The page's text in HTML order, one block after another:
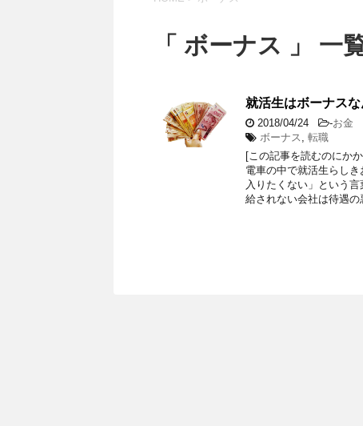
「 ボーナス 」 一
就活生はボーナス
2018/04/24 -お金
ボーナス , 転職
[この記事を読むのにか
電車の中で就活生らし
入りたくない」という
給されない会社は待遇